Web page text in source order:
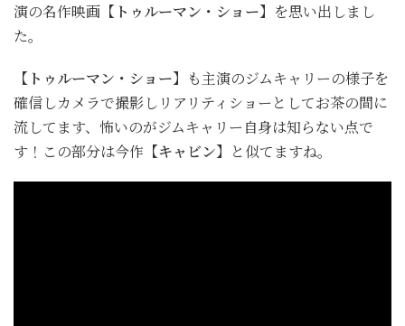
演の名作映画 【トゥルーマン・ショー】 を思い出しまし
た。
【トゥルーマン・ショー】 も主演のジムキャリーの様子を
確信しカメラで撮影しリアリティショーとしてお茶の間に
流してます、怖いのがジムキャリー自身は知らない点で
す！この部分は今作 【キャビン】 と似てますね。